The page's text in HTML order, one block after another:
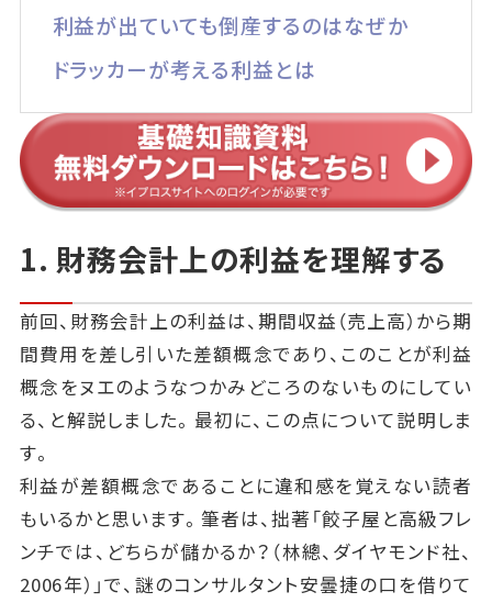
利益が出ていても倒産するのはなぜか
ドラッカーが考える利益とは
1. 財務会計上の利益を理解する
前回、財務会計上の利益は、期間収益（売上高）から期
間費用を差し引いた差額概念であり、このことが利益
概念をヌエのようなつかみどころのないものにしてい
る、と解説しました。最初に、この点について説明しま
す。
利益が差額概念であることに違和感を覚えない読者
もいるかと思います。筆者は、拙著「餃子屋と高級フレ
ンチでは、どちらが儲かるか？（林總、ダイヤモンド社、
2006年）」で、謎のコンサルタント安曇捷の口を借りて